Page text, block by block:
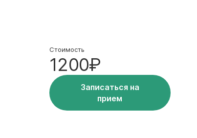
Стоимость
1200₽
Записаться на
прием